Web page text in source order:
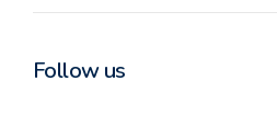
Follow us